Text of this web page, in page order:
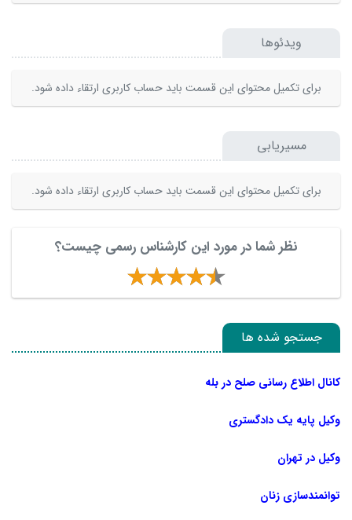
ویدئوها
برای تکمیل محتوای این قسمت باید حساب کاربری ارتقاء داده شود.
مسیریابی
برای تکمیل محتوای این قسمت باید حساب کاربری ارتقاء داده شود.
نظر شما در مورد این کارشناس رسمی چیست؟
جستجو شده ها
کانال اطلاع رسانی صلح در بله
وکیل پایه یک دادگستری
وکیل در تهران
توانمندسازی زنان